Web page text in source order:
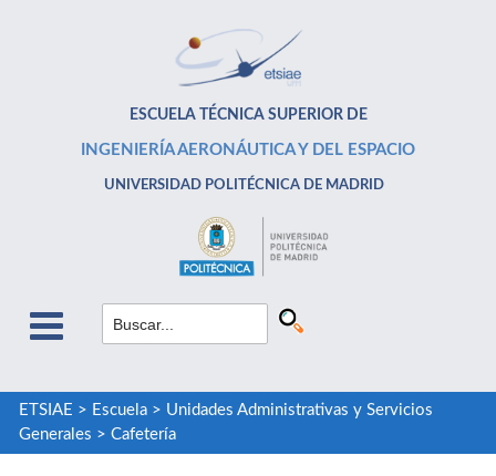
ESCUELA TÉCNICA SUPERIOR DE
INGENIERÍA AERONÁUTICA Y DEL ESPACIO
UNIVERSIDAD POLITÉCNICA DE MADRID
ETSIAE > Escuela> Unidades Administrativas y Servicios
Generales > Cafetería